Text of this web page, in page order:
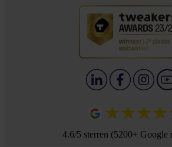
4.6/5 sterren (5200+ Google